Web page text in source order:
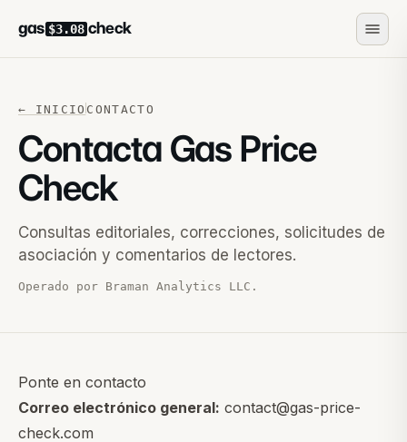
gas $3.08 check
← INICIO CONTACTO
Contacta Gas Price
Check
Consultas editoriales, correcciones, solicitudes de
asociación y comentarios de lectores.
Operado por Braman Analytics LLC.
Ponte en contacto
Correo electrónico general: contact@gas-price-
check.com